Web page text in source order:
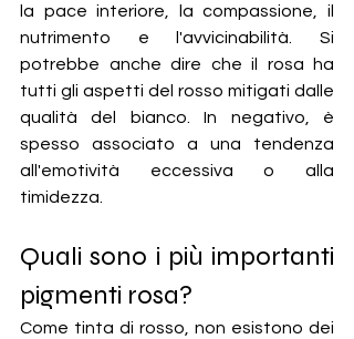
la pace interiore, la compassione, il
nutrimento e l'avvicinabilità. Si
potrebbe anche dire che il rosa ha
tutti gli aspetti del rosso mitigati dalle
qualità del bianco. In negativo, è
spesso associato a una tendenza
all'emotività eccessiva o alla
timidezza.
Quali sono i più importanti
pigmenti rosa?
Come tinta di rosso, non esistono dei